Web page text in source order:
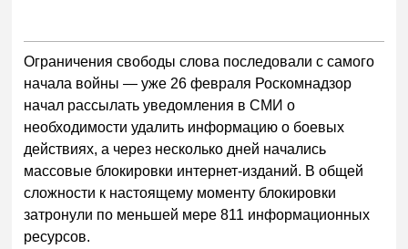
Ограничения свободы слова последовали с самого
начала войны — уже 26 февраля Роскомнадзор
начал рассылать уведомления в СМИ о
необходимости удалить информацию о боевых
действиях, а через несколько дней начались
массовые блокировки интернет-изданий. В общей
сложности к настоящему моменту блокировки
затронули по меньшей мере 811 информационных
ресурсов.